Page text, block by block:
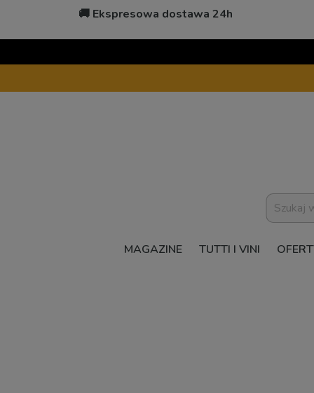
🚚 Ekspresowa dostawa 24h
MAGAZINE TUTTI I VINI